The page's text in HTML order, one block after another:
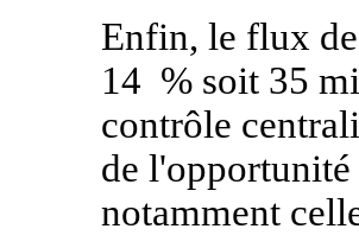
Enfin, le flux
14 % soit 35
contrôle
de
notamment